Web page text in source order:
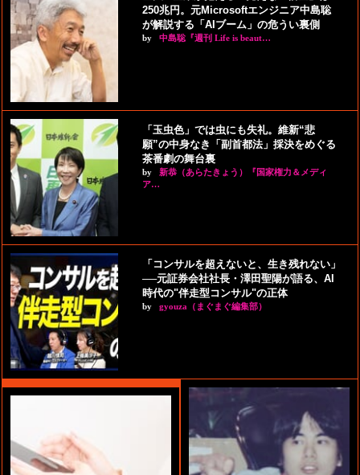
250兆円。元Microsoftエンジニア中島聡
が解説する「AIブーム」の危うい裏側
by 中島聡『週刊 Life is beaut…
「玉虫色」では虫にも失礼。維新“悲
願”の中身なき「副首都法」採決をめぐる
茶番劇の舞台裏
by
新恭（あらたきょう）『国家権力＆メディ
ア…
「コンサルを超えないと、生き残れない」
──元証券会社社長・澤田聖陽が語る、AI
時代の"伴走型コンサル"の正体
by gyouza（まぐまぐ編集部）